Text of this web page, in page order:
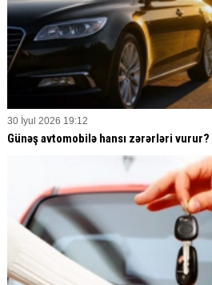
30 İyul 2026 19:12
Günəş avtomobilə hansı zərərləri vurur?